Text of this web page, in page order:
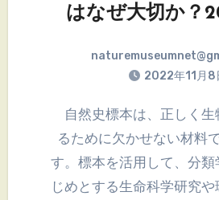
はなぜ大切か？
2022年11月8
自然史標本は、正しく生物に名前をつけ
るために欠かせない材料
す。標本を活用して、分
じめとする生命科学研究